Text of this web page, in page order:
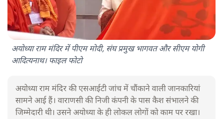
अयोध्या राम मंदिर में पीएम मोदी, संघ प्रमुख भागवत और सीएम योगी
आदित्यनाथ। फाइल फोटो
अयोध्या राम मंदिर की एसआईटी जांच में चौंकाने वाली जानकारियां
सामने आई हैं। वाराणसी की निजी कंपनी के पास कैश संभालने की
जिम्मेदारी थी। उसने अयोध्या के ही लोकल लोगों को काम पर रखा।